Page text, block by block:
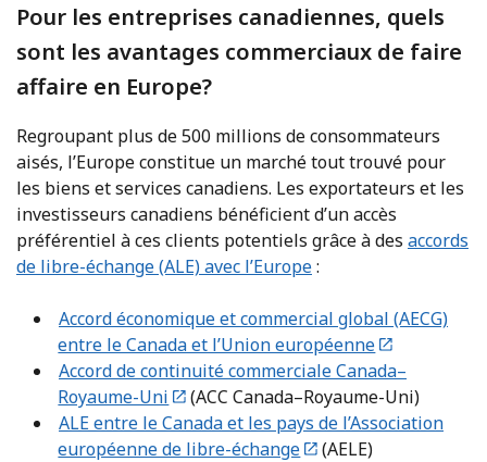
Pour les entreprises canadiennes, quels
sont les avantages commerciaux de faire
affaire en Europe?
Regroupant plus de 500 millions de consommateurs
aisés, l’Europe constitue un marché tout trouvé pour
les biens et services canadiens. Les exportateurs et les
investisseurs canadiens bénéficient d’un accès
préférentiel à ces clients potentiels grâce à des accords
de libre-échange (ALE) avec l’Europe:
Accord économique et commercial global (AECG)
entre le Canada et l’Union européenne
Accord de continuité commerciale Canada–
Royaume-Uni
(ACC Canada–Royaume-Uni)
ALE entre le Canada et les pays de l’Association
européenne de libre-échange
(AELE)